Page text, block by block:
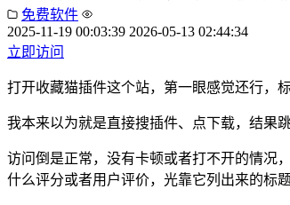
免费软件
2025-11-19 00:03:39 2026-05-13 02:44:34
立即访问
打开收藏猫插件这个站，第一眼感觉还行，
我本来以为就是直接搜插件、点下载，结果
访问倒是正常，没有卡顿或者打不开的情况
什么评分或者用户评价，光靠它列出来的标